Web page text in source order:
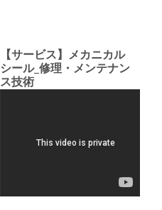
【サービス】メカニカル
シール_修理・メンテナン
ス技術